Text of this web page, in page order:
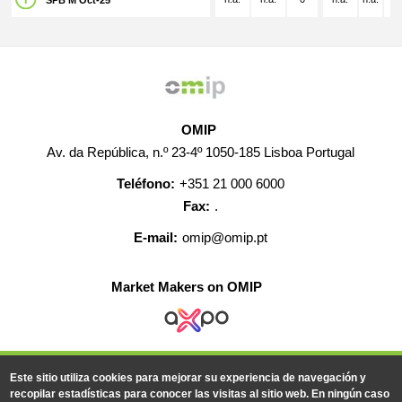
OMIP
Av. da República, n.º 23-4º 1050-185 Lisboa Portugal
Teléfono: +351 21 000 6000
Fax: .
E-mail: omip@omip.pt
Market Makers on OMIP
AYUDA CONTACTO EMPLEO
MAPA WEB
INFORMACIÓN LEGAL
Este sitio utiliza cookies para mejorar su experiencia de navegación y
recopilar estadísticas para conocer las visitas al sitio web. En ningún caso